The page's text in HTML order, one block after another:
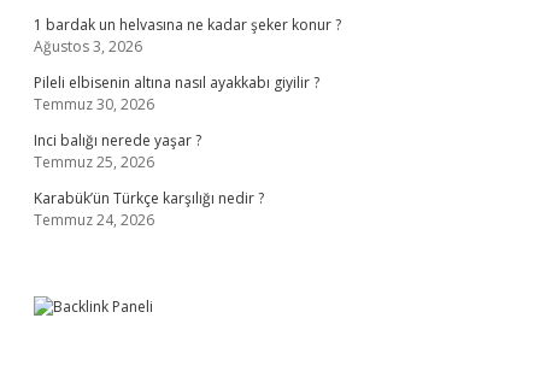
1 bardak un helvasına ne kadar şeker konur ?
Ağustos 3, 2026
Pileli elbisenin altına nasıl ayakkabı giyilir ?
Temmuz 30, 2026
Inci balığı nerede yaşar ?
Temmuz 25, 2026
Karabük’ün Türkçe karşılığı nedir ?
Temmuz 24, 2026